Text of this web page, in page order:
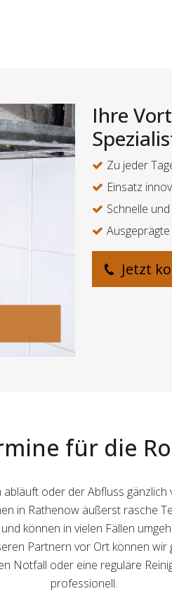
Ihre
Zu jeder
Einsatz
Schnelle
Jetzt
für die
oder der Abfluss
in Rathenow äußerst rasche
können in vielen Fällen
Partnern vor Ort können
Notfall oder eine reguläre
professionell.